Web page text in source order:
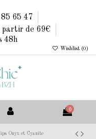
65 47
de 69€
48h
Wishlist (0 )
0
Onyx et Cyanite